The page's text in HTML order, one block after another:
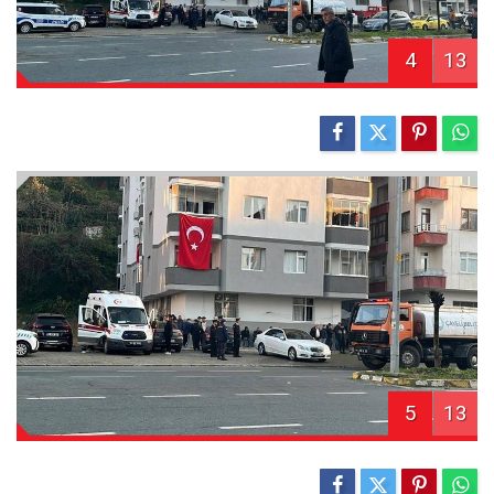
4 13
5 13